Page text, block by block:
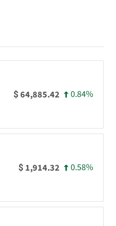
$64,885.42 0.84%
$ 1,914.32 0.58%